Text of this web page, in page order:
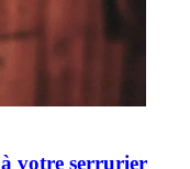
à votre serrurier